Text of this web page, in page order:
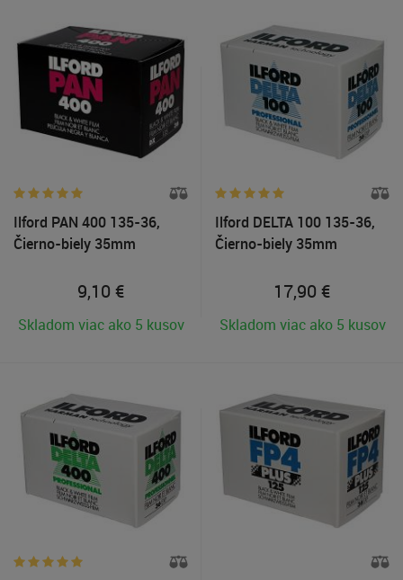
Ilford PAN 400 135-36,
Čierno-biely 35mm
9,10 €
Skladom viac ako 5 kusov
Ilford DELTA 100 135-36,
Čierno-biely 35mm
17,90 €
Skladom viac ako 5 kusov